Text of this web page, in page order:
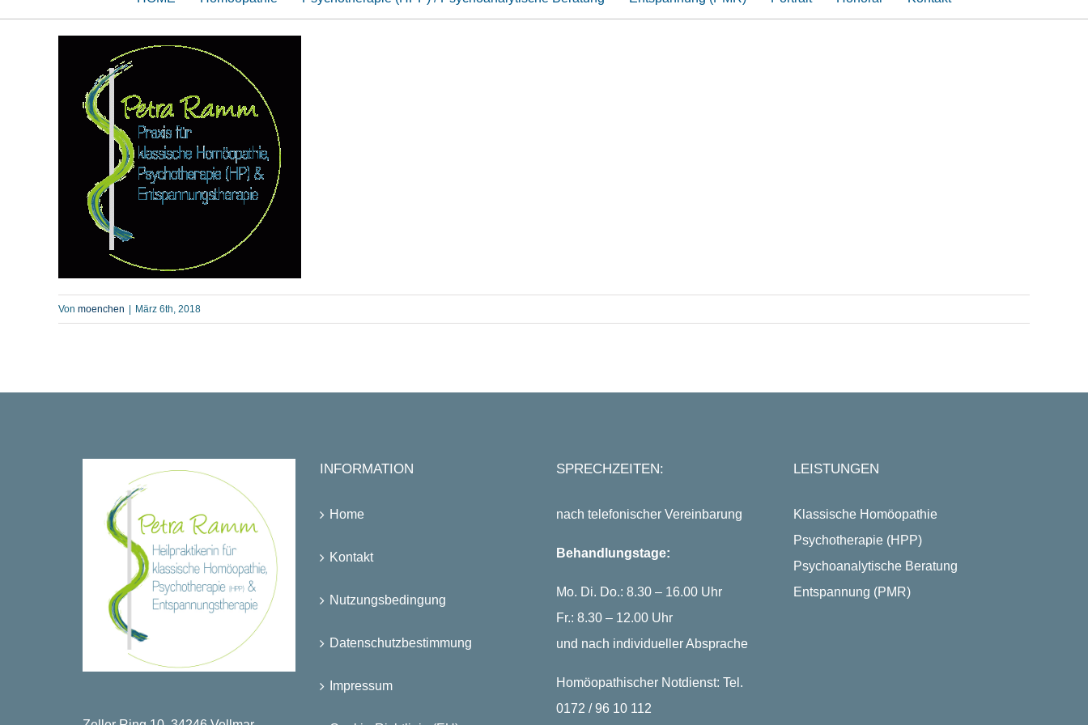
Von moenchen März 6th, 2018
INFORMATION
Home
Kontakt
Nutzungsbedingung
Datenschutzbestimmung
Impressum
SPRECHZEITEN:
nach telefonischer Vereinbarung
Behandlungstage:
Mo. Di. Do.: 8.30 – 16.00 Uhr
Fr.: 8.30 – 12.00 Uhr
und nach individueller Absprache
Homöopathischer Notdienst: Tel.
0172 / 96 10 112
LEISTUNGEN
Klassische Homöopathie
Psychotherapie (HPP)
Psychoanalytische Beratung
Entspannung (PMR)